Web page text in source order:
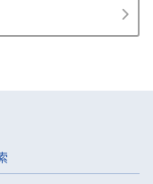
不正アクセス、漏え
ータの管理のために
。